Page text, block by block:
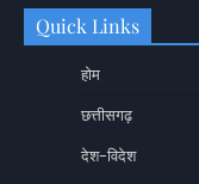
Quick Links
होम
छत्तीसगढ़
देश-विदेश